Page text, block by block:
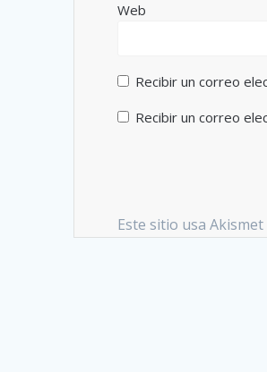
Web
Recibir un correo
Recibir un correo
Este sitio usa